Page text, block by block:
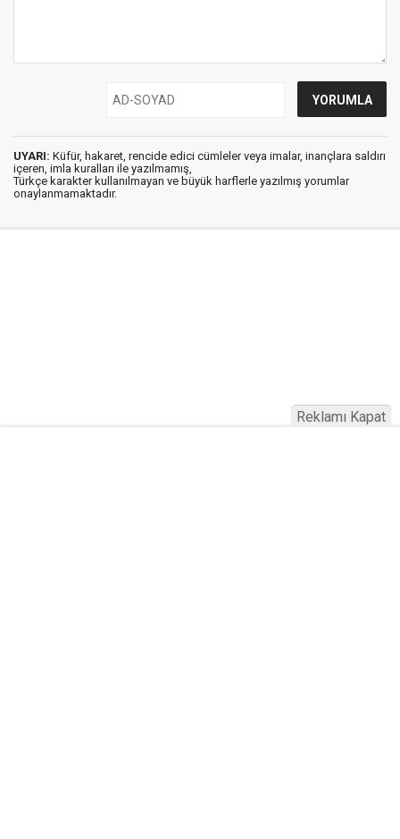
UYARI: Küfür, hakaret, rencide edici cümleler veya imalar, inançlara saldırı
içeren, imla kuralları ile yazılmamış,
Türkçe karakter kullanılmayan ve büyük harflerle yazılmış yorumlar
onaylanmamaktadır.
Reklamı Kapat